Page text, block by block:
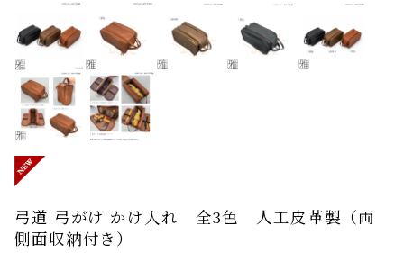
弓道 弓がけ かけ入れ 全3色 人工皮革製（両
側面収納付き）